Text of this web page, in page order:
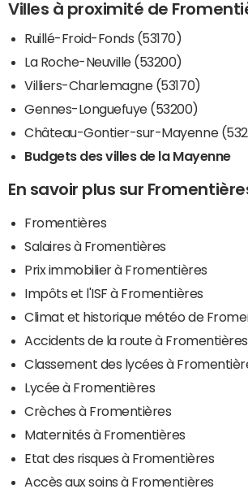
Villes à proximité de
Ruillé-Froid-Fonds (53170)
La Roche-Neuville (53200)
Villiers-Charlemagne (53170)
Gennes-Longuefuye (53200)
Château-Gontier-sur-Mayenne
Budgets des villes de la Mayenne
En savoir plus sur
Fromentières
Salaires à Fromentières
Prix immobilier à Fromentières
Impôts et l'ISF à Fromentières
Climat et historique météo de
Accidents de la route à Fromentières
Classement des lycées à
Lycée à Fromentières
Crèches à Fromentières
Maternités à Fromentières
Etat des risques à Fromentières
Accès aux soins à Fromentières